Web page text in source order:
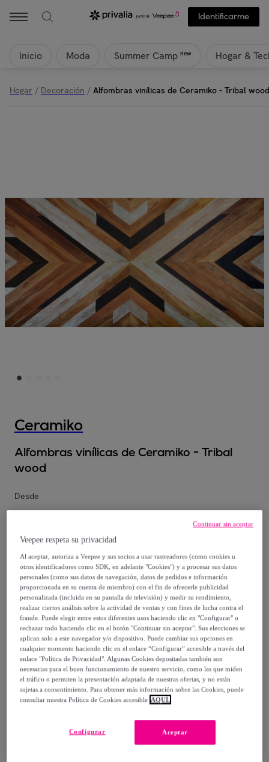
Identificarme
Inicio Moda Summer Camp new Hogar &
Hogar / Decoración / Alfombras vinílicas de Ceramiko - Tribal wood
Ceramiko
Alfombras vinílicas de Ceramiko - Tribal
wood
Desde
50,00 €
-38%
Vendido porCeramiko.es
Entrega
Entrega desde3,94 €
Gratis desde 99 € de compra
Entrega: Entre el
Veepee respeta su privacidad
Al aceptar, autoriza a Veepee y sus socios a usar rastreadores (como cookies u
otros identificadores como SDK, en adelante "Cookies") y a procesar sus datos
personales (como sus datos de navegación, datos de pedidos e información
proporcionada en su cuenta de miembro) con el fin de ofrecerle publicidad
personalizada (incluida en su pantalla de televisión) y medir su rendimiento,
realizar ciertos análisis sobre la actividad de ventas y con fines de lucha contra el
fraude. Puede elegir entre estos diferentes usos haciendo clic en "Configurar" o
rechazar todo haciendo clic en el botón "Continuar sin aceptar". Sus elecciones se
aplican solo a este navegador y/o dispositivo. Puede cambiar sus opciones en
cualquier momento haciendo clic en el enlace “Configurar” accesible a través del
enlace "Política de Privacidad". Algunas Cookies depositadas también son
necesarias para el buen funcionamiento de nuestro servicio, como las que miden
el tráfico o permiten la presentación adaptada de nuestras ofertas, y no están
sujetas a consentimiento. Para obtener más información sobre las Cookies, puede
consultar nuestra Política de Cookies accesible AQUÍ.
Aceptar
Configurar
Continuar sin aceptar